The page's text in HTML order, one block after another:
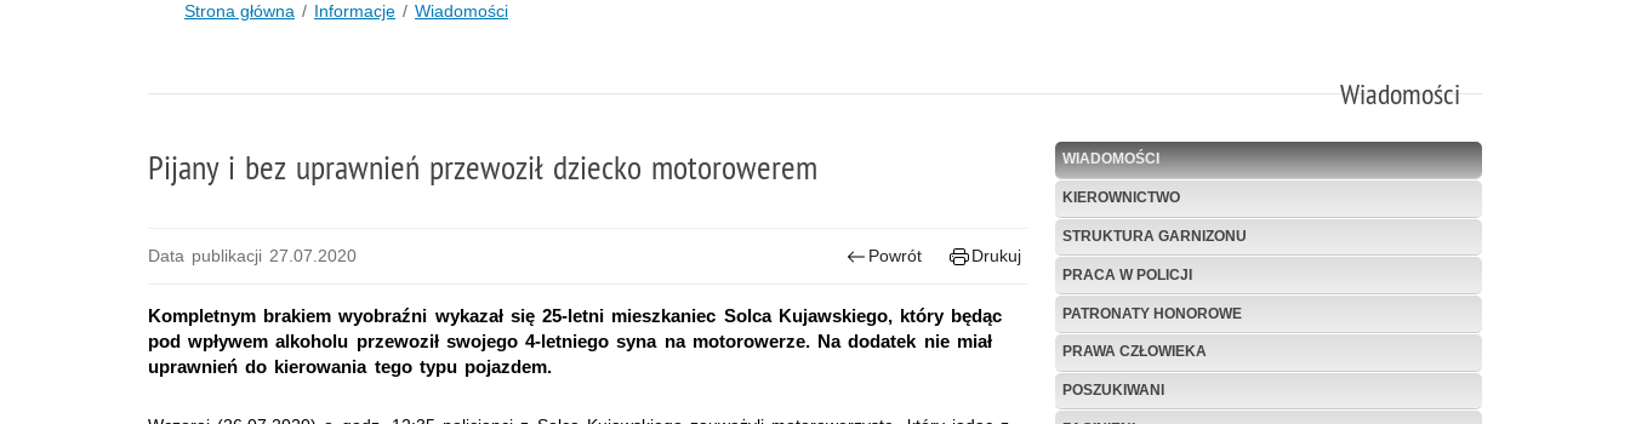
Strona główna Informacje Wiadomości
Wiadomości
Pijany i bez uprawnień przewoził dziecko motorowerem
Data publikacji 27.07.2020 Powrót Drukuj
Kompletnym brakiem wyobraźni wykazał się 25-letni mieszkaniec Solca Kujawskiego, który będąc
pod wpływem alkoholu przewoził swojego 4-letniego syna na motorowerze. Na dodatek nie miał
uprawnień do kierowania tego typu pojazdem.
WIADOMOŚCI
KIEROWNICTWO
STRUKTURA GARNIZONU
PRACA W POLICJI
PATRONATY HONOROWE
PRAWA CZŁOWIEKA
POSZUKIWANI